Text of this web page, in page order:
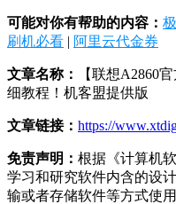
可能对你有帮助的内容：
刷机必看 | 阿里云代金券
文章名称：
【联想A2860
细教程！机客盟提供版
文章链接： https://
免责声明： 根据《计算机
学习和研究软件内含的设
输或者存储软件等方式使